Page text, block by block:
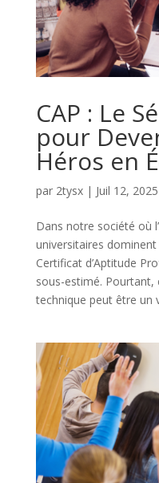
CAP : Le
pour
Héros en
par 2tysx| Juil 12, 2025
Dans notre société où
universitaires
Certificat d’Aptitude
sous-estimé.
technique peut être un